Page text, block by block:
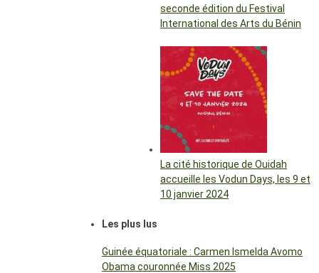
seconde édition du Festival
International des Arts du Bénin
La cité historique de Ouidah
accueille les Vodun Days, les 9 et
10 janvier 2024
Les plus lus
Guinée équatoriale : Carmen Ismelda Avomo
Obama couronnée Miss 2025